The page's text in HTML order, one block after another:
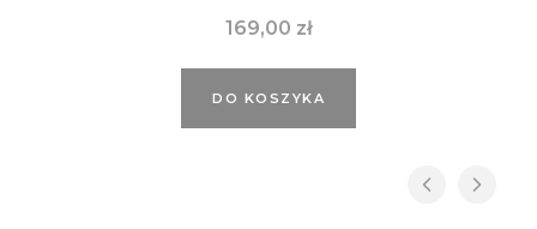
Cena
169,00 zł
DO KOSZYKA